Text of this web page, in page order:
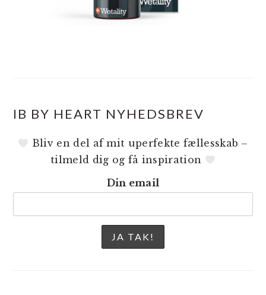
IB BY HEART NYHEDSBREV
Bliv en del af mit uperfekte fællesskab –
tilmeld dig og få inspiration
Din email